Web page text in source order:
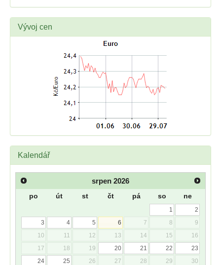
Vývoj cen
Kalendář
srpen 2026
po út st čt pá so ne
1
2
3
4 5 6 7 8
9
10
11 12 13 14 15
16
17
18 19 20 21 22
23
24
25 26 27 28 29
30